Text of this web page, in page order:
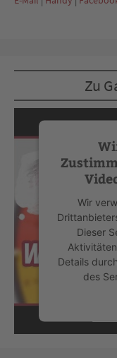
Zu
Wir
Dieser
Details
des